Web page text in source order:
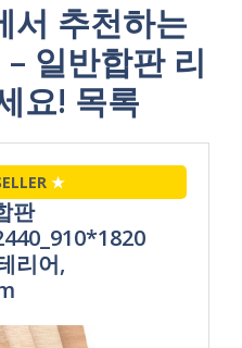
서 추천하는
일반합판 리
요! 목록
★
판
리어,